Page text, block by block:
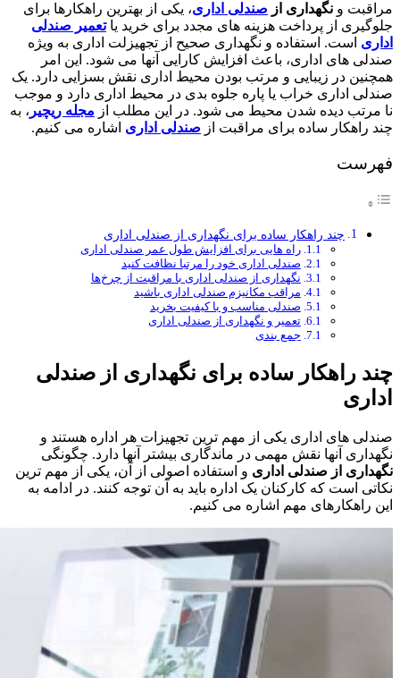
مراقبت و نگهداری از صندلی اداری، یکی از بهترین راهکارها برای
جلوگیری از پرداخت هزینه های مجدد برای خرید یاتعمیر صندلی
اداری است. استفاده و نگهداری صحیح از تجهیزلت اداری به ویژه
صندلی های اداری، باعث افزایش کارایی آنها می شود. این امر
همچنین در زیبایی و مرتب بودن محیط اداری نقش بسزایی دارد. یک
صندلی اداری خراب یا پاره جلوه بدی در محیط اداری دارد و موجب
نا مرتب دیده شدن محیط می شود. در این مطلب از مجله ریچیر ، به
چند راهکار ساده برای مراقبت از صندلی اداری اشاره می کنیم.
فهرست
چند راهکار ساده برای نگهداری از صندلی اداری
راه هایی برای افزایش طول عمر صندلی اداری
صندلی اداری خود را مرتبا نظافت کنید
نگهداری از صندلی اداری با مراقبت از چرخ‌ها
مراقب مکانیزم صندلی اداری باشید
صندلی مناسب و با کیفیت بخرید
تعمیر و نگهداری از صندلی اداری
جمع بندی
چند راهکار ساده برای نگهداری از صندلی
اداری
صندلی های اداری یکی از مهم ترین تجهیزات هر اداره هستند و
نگهداری آنها نقش مهمی در ماندگاری بیشتر آنها دارد. چگونگی
نگهداری از صندلی اداری و استفاده اصولی از آن، یکی از مهم ترین
نکاتی است که کارکنان یک اداره باید به آن توجه کنند. در ادامه به
این راهکارهای مهم اشاره می کنیم.